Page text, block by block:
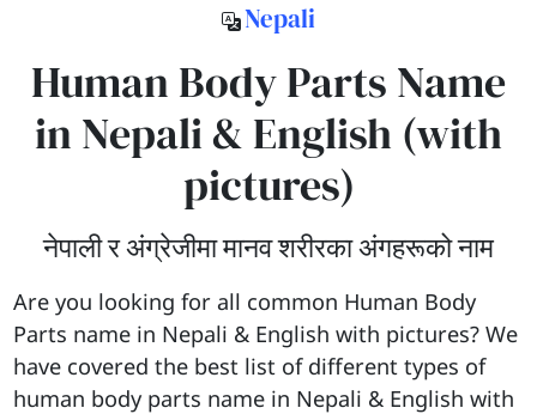
Nepali
Human Body Parts Name
in Nepali & English (with
pictures)
नेपाली र अंग्रेजीमा मानव शरीरका अंगहरूको नाम
Are you looking for all common Human Body
Parts name in Nepali & English with pictures? We
have covered the best list of different types of
human body parts name in Nepali & English with